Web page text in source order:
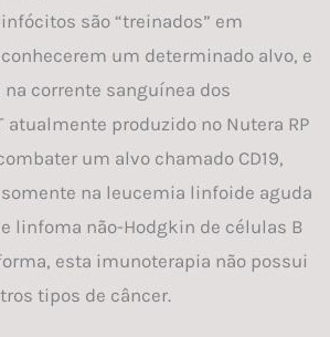
são “treinados” em
um determinado alvo, e
corrente sanguínea dos
atualmente produzido no Nutera RP
um alvo chamado CD19,
na leucemia linfoide aguda
linfoma não-Hodgkin de células B
esta imunoterapia não possui
tipos de câncer.